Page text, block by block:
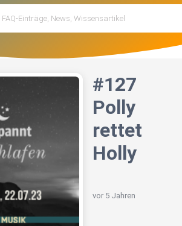
#127
Polly
rettet
Holly
vor 5 Jahren